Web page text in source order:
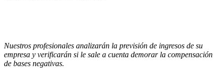
Nuestros profesionales analizarán la previsión de ingresos de su
empresa y verificarán si le sale a cuenta demorar la compensación
de bases negativas.